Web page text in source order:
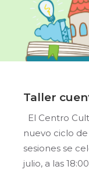
Taller
El Centro
nuevo ciclo
sesiones se
julio, a las